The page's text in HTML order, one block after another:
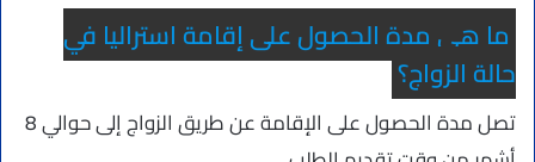
ما هي مدة الحصول على إقامة استراليا في
حالة الزواج؟
تصل مدة الحصول على الإقامة عن طريق الزواج إلى حوالي 8